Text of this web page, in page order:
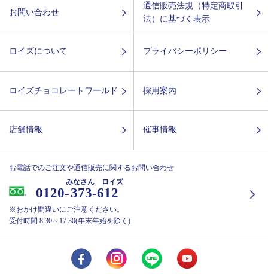
お問い合わせ
通信販売法規（特定商取引
法）に基づく表示
ロイズについて プライバシーポリシー
ロイズチョコレートワールド 採用案内
店舗情報 催事情報
お電話でのご注文や通信販売に関するお問い合わせ
0120-373-612
みなさん ロイズ
※おかけ間違いにご注意ください。
受付時間 8:30～17:30(年末年始を除く)